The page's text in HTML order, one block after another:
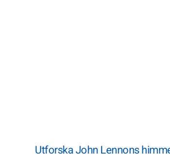
Utforska John Lennons